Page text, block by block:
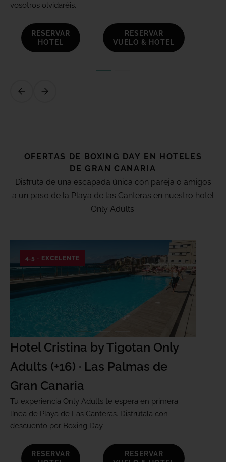
vosotros olvidaréis.
RESERVAR
HOTEL
RESERVAR
VUELO & HOTEL
OFERTAS DE BOXING DAY EN HOTELES
DE GRAN CANARIA
Disfruta de una escapada única con pareja o amigos
a un paso de la Playa de las Canteras en nuestro hotel
Only Adults.
4.5 · EXCELENTE
Hotel Cristina by Tigotan Only
Adults (+16) · Las Palmas de
Gran Canaria
Tu experiencia Only Adults te espera en primera
línea de Playa de Las Canteras. Disfrútala con
descuento por Boxing Day.
RESERVAR
RESERVAR